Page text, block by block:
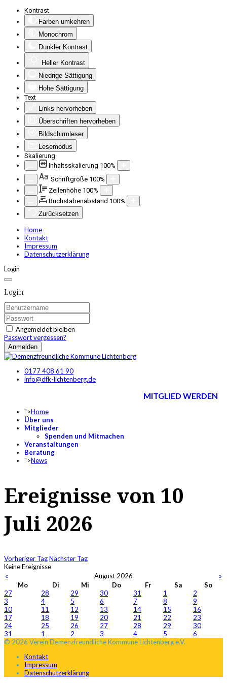
Kontrast
Farben umkehren
Monochrom
Dunkler Kontrast
Heller Kontrast
Niedrige Sättigung
Hohe Sättigung
Text
Links hervorheben
Überschriften hervorheben
Bildschirmleser
Lesemodus
Skalierung
Inhaltsskalierung 100%
Aa Schriftgröße 100%
Zeilenhöhe 100%
Buchstabenabstand 100%
Zurücksetzen
Home
Kontakt
Impressum
Datenschutzerklärung
Login
Login
Angemeldet bleiben
Passwort vergessen?
Anmelden
0177 408 61 90
info@dfk-lichtenberg.de
MITGLIED WERDEN
">Home
Über uns
Mitglieder
Spenden und Mitmachen
Veranstaltungen
Beratung
">News
Ereignisse von 10
Juli 2026
Vorheriger TagNächster Tag
Keine Ereignisse
«
August 2026
»
Mo
Di Mi Do Fr Sa
So
27
28 29 30 31 1
2
3
4 5 6 7 8
9
10
11 12 13 14 15
16
17
18 19 20 21 22
23
24
25 26 27 28 29
30
31
1 2 3 4 5
6
© 2026 Verein Demenzfreundliche Kommune Lichtenberg e.V.
Kontakt
Impressum
Datenschutzerklärung